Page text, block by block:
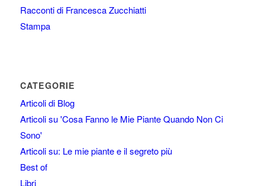
Racconti di Francesca Zucchiatti
Stampa
CATEGORIE
Articoli di Blog
Articoli su 'Cosa Fanno le Mie Piante Quando Non Ci
Sono'
Articoli su: Le mie piante e il segreto più
Best of
Libri